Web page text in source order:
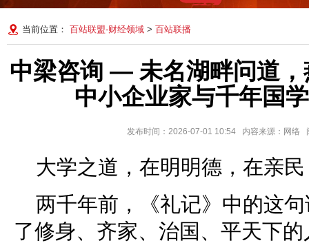
当前位置： 百站联盟-财经领域 > 百站联播
中梁咨询 — 未名湖畔问道
中小企业家与千年国
发布时间：2026-07-01 10:54 内容来源：网络
大学之道，在明明德，在亲
两千年前，《礼记》中的这
了修身、齐家、治国、平天下